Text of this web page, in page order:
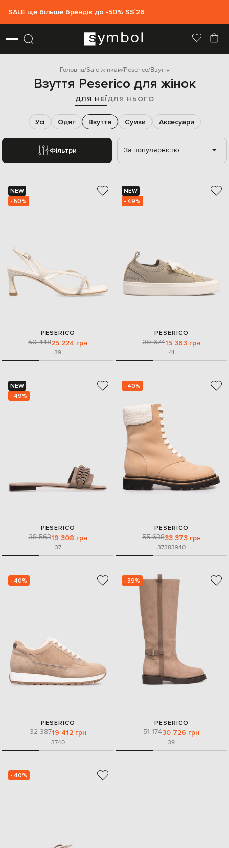
SALE ще більше брендів до -50% SS`26
Головна Sale жінкам Peserico Взуття
Взуття Peserico для жінок
ДЛЯ НЕЇДЛЯ НЬОГО
Фільтри
Усі Одяг Взуття Сумки Аксесуари
За популярністю
NEW
- 50%
PESERICO
50 44825 224 грн
39
NEW
- 49%
PESERICO
30 67415 363 грн
41
NEW
- 49%
PESERICO
38 56319 308 грн
37
- 40%
PESERICO
55 63833 373 грн
37383940
- 40%
PESERICO
32 38719 412 грн
3740
- 39%
PESERICO
51 17430 726 грн
39
- 40%